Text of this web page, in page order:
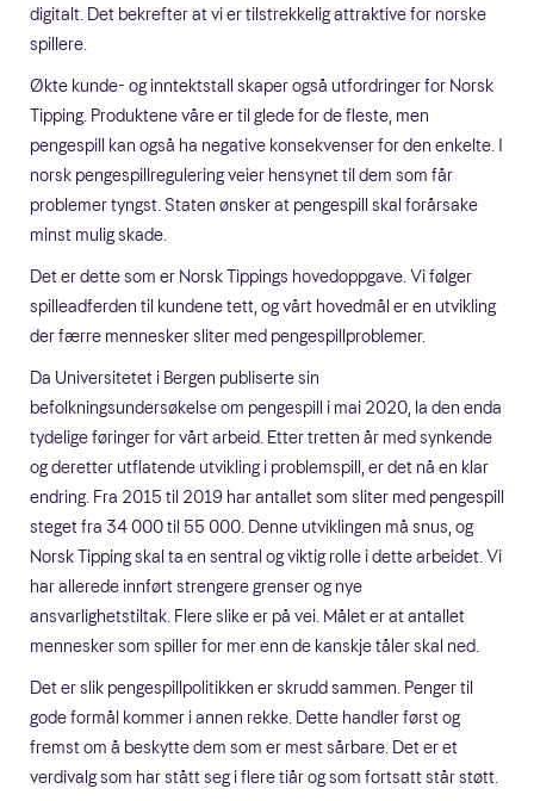
digitalt. Det bekrefter at vi er tilstrekkelig attraktive for norske
spillere.
Økte kunde- og inntektstall skaper også utfordringer for Norsk
Tipping. Produktene våre er til glede for de fleste, men
pengespill kan også ha negative konsekvenser for den enkelte. I
norsk pengespillregulering veier hensynet til dem som får
problemer tyngst. Staten ønsker at pengespill skal forårsake
minst mulig skade.
Det er dette som er Norsk Tippings hovedoppgave. Vi følger
spilleadferden til kundene tett, og vårt hovedmål er en utvikling
der færre mennesker sliter med pengespillproblemer.
Da Universitetet i Bergen publiserte sin
befolkningsundersøkelse om pengespill i mai 2020, la den enda
tydelige føringer for vårt arbeid. Etter tretten år med synkende
og deretter utflatende utvikling i problemspill, er det nå en klar
endring. Fra 2015 til 2019 har antallet som sliter med pengespill
steget fra 34 000 til 55 000. Denne utviklingen må snus, og
Norsk Tipping skal ta en sentral og viktig rolle i dette arbeidet. Vi
har allerede innført strengere grenser og nye
ansvarlighetstiltak. Flere slike er på vei. Målet er at antallet
mennesker som spiller for mer enn de kanskje tåler skal ned.
Det er slik pengespillpolitikken er skrudd sammen. Penger til
gode formål kommer i annen rekke. Dette handler først og
fremst om å beskytte dem som er mest sårbare. Det er et
verdivalg som har stått seg i flere tiår og som fortsatt står støtt.